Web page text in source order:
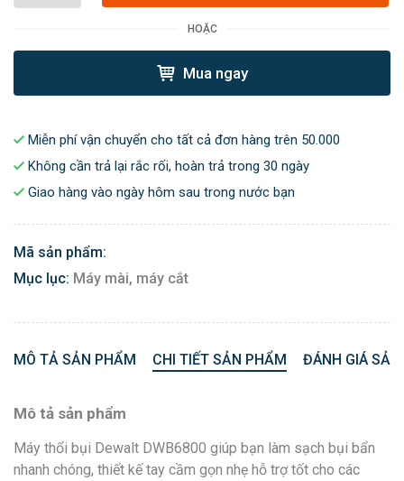
HOẶC
Mua ngay
Miễn phí vận chuyển cho tất cả đơn hàng trên 50.000
Không cần trả lại rắc rối, hoàn trả trong 30 ngày
Giao hàng vào ngày hôm sau trong nước bạn
Mã sản phẩm:
Mục lục: Máy mài, máy cắt
MÔ TẢ SẢN PHẨM CHI TIẾT SẢN PHẨM ĐÁNH GIÁ
Mô tả sản phẩm
Máy thổi bụi Dewalt DWB6800 giúp bạn làm sạch bụi bẩn
nhanh chóng, thiết kế tay cầm gọn nhẹ hỗ trợ tốt cho các